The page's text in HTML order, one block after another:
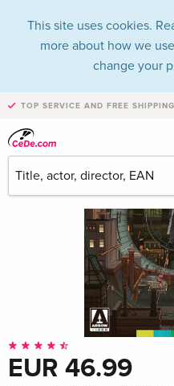
This site uses cookies.
more about how we
change your
TOP SERVICE AND FREE SHIPPING
EUR 46.99